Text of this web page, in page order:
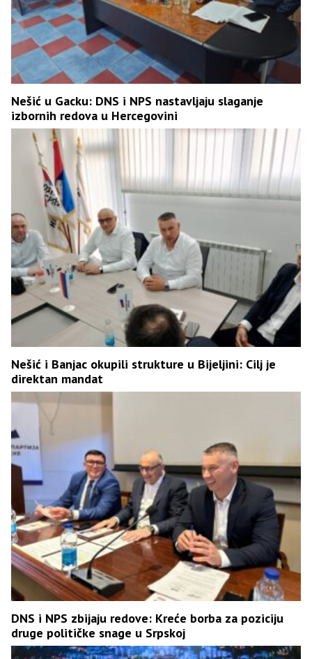
Nešić u Gacku: DNS i NPS nastavljaju slaganje
izbornih redova u Hercegovini
Nešić i Banjac okupili strukture u Bijeljini: Cilj je
direktan mandat
DNS i NPS zbijaju redove: Kreće borba za poziciju
druge političke snage u Srpskoj